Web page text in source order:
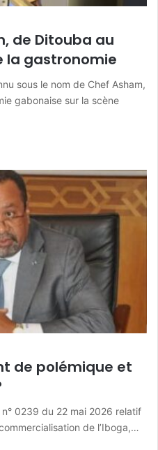
de Ditouba au
la gastronomie
sous le nom de Chef Asham,
gabonaise sur la scène
de polémique et
0239 du 22 mai 2026 relatif
de l’Iboga,…